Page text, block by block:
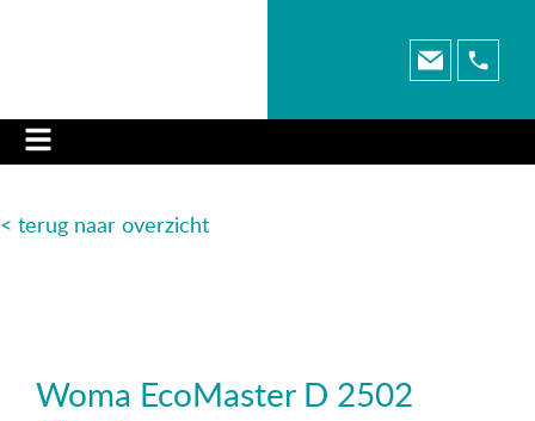
< terug naar overzicht
Woma EcoMaster D 2502